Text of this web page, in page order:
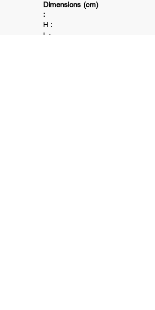
Dimensions (cm)
:
H :
L :